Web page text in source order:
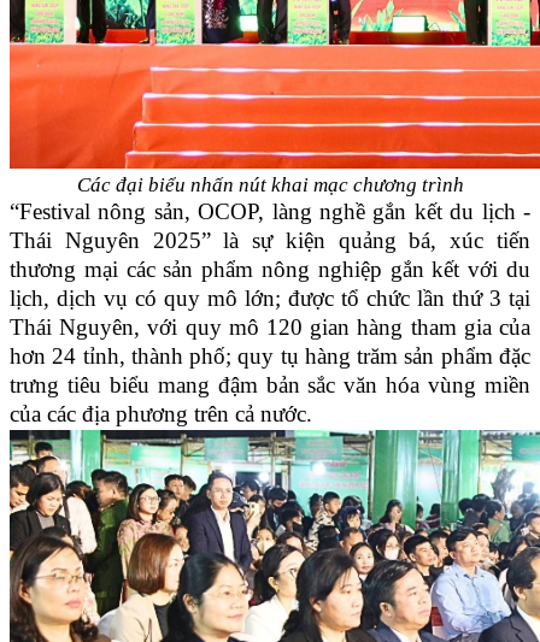
Các đại biểu nhấn nút khai mạc chương trình
“Festival nông sản, OCOP, làng nghề gắn kết du lịch -
Thái Nguyên 2025” là sự kiện quảng bá, xúc tiến
thương mại các sản phẩm nông nghiệp gắn kết với du
lịch, dịch vụ có quy mô lớn; được tổ chức lần thứ 3 tại
Thái Nguyên, với quy mô 120 gian hàng tham gia của
hơn 24 tỉnh, thành phố; quy tụ hàng trăm sản phẩm đặc
trưng tiêu biểu mang đậm bản sắc văn hóa vùng miền
của các địa phương trên cả nước.